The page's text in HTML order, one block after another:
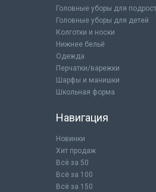
Головные уборы для
Головные уборы для детей
Колготки и носки
Нижнее бельё
Одежда
Перчатки/варежки
Шарфы и манишки
Школьная форма
Навигация
Новинки
Хит продаж
Всё за 50
Всё за 100
Всё за 150